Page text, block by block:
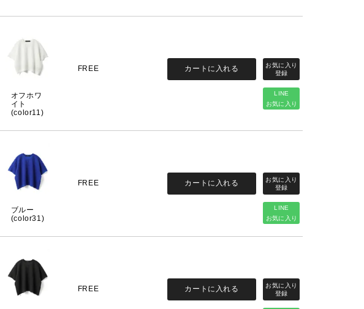
オフホワ
イト
(color11)
FREE
LINE
お気に入り
カートに入れる
ブルー
(color31)
FREE
LINE
お気に入り
カートに入れる
FREE カートに入れる